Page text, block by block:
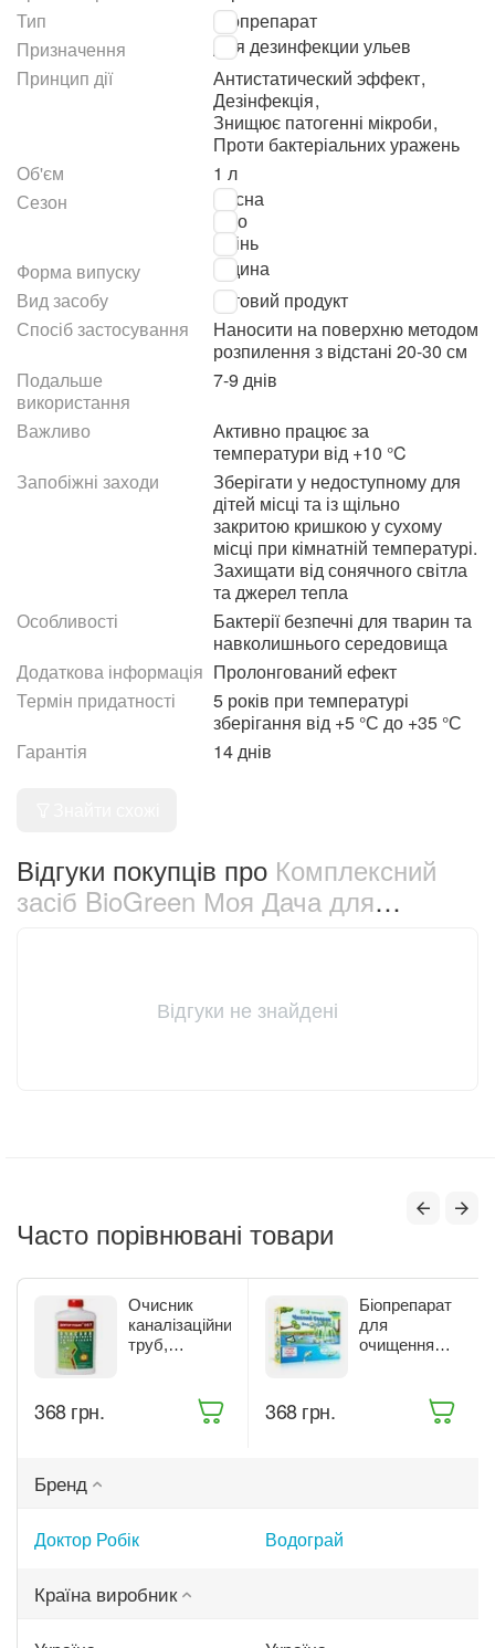
(10605469)
Тип
Біопрепарат
Призначення
Для дезинфекции ульев
Принцип дії
Антистатический эффект,
Дезінфекція,
Знищює патогенні мікроби,
Проти бактеріальних уражень
Об'єм
1 л
Сезон
Весна
Літо
Осінь
Форма випуску
Рідина
Вид засобу
Готовий продукт
Спосіб застосування
Наносити на поверхню методом
розпилення з відстані 20-30 см
Подальше
використання
7-9 днів
Важливо
Активно працює за
температури від +10 °C
Запобіжні заходи
Зберігати у недоступному для
дітей місці та із щільно
закритою кришкою у сухому
місці при кімнатній температурі.
Захищати від сонячного світла
та джерел тепла
Особливості
Бактерії безпечні для тварин та
навколишнього середовища
Додаткова інформація Пролонгований ефект
Термін придатності
5 років при температурі
зберігання від +5 °С до +35 °С
Гарантія
14 днів
Відгуки покупців про Комплексний
засіб BioGreen Моя Дача для
захворювань 1 л (10605469)
Відгуки не знайдені
Часто порівнювані товари
Очисник
каналізаційних
труб,
Доктор Робік
798 мл (057)
‍368‍грн.
Біопрепарат
для
очищення
Ставок 100 г
‍368‍грн.
Бренд
Доктор Робік Водограй
Країна виробник